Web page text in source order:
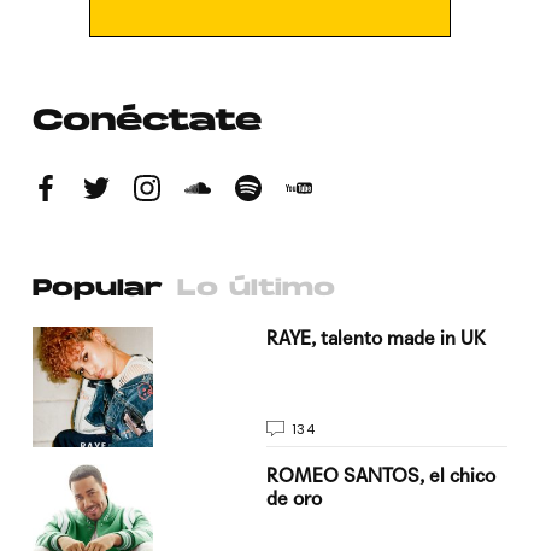
Conéctate
Popular Lo último
RAYE, talento made in UK
134
ROMEO SANTOS, el chico
de oro